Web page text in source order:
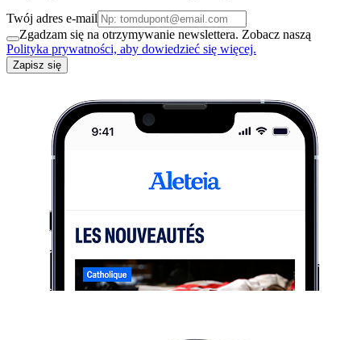
Twój adres e-mail
Zgadzam się na otrzymywanie newslettera. Zobacz naszą
Polityka prywatności, aby dowiedzieć się więcej.
Zapisz się